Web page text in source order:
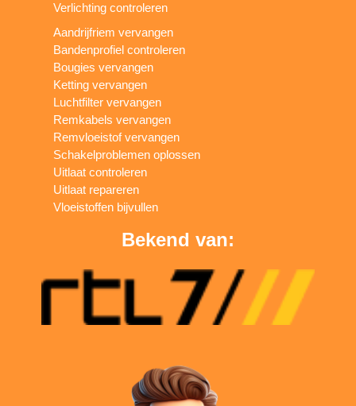
Verlichting controleren
Aandrijfriem vervangen
Bandenprofiel controleren
Bougies vervangen
Ketting vervangen
Luchtfilter vervangen
Remkabels vervangen
Remvloeistof vervangen
Schakelproblemen oplossen
Uitlaat controleren
Uitlaat repareren
Vloeistoffen bijvullen
Bekend van: